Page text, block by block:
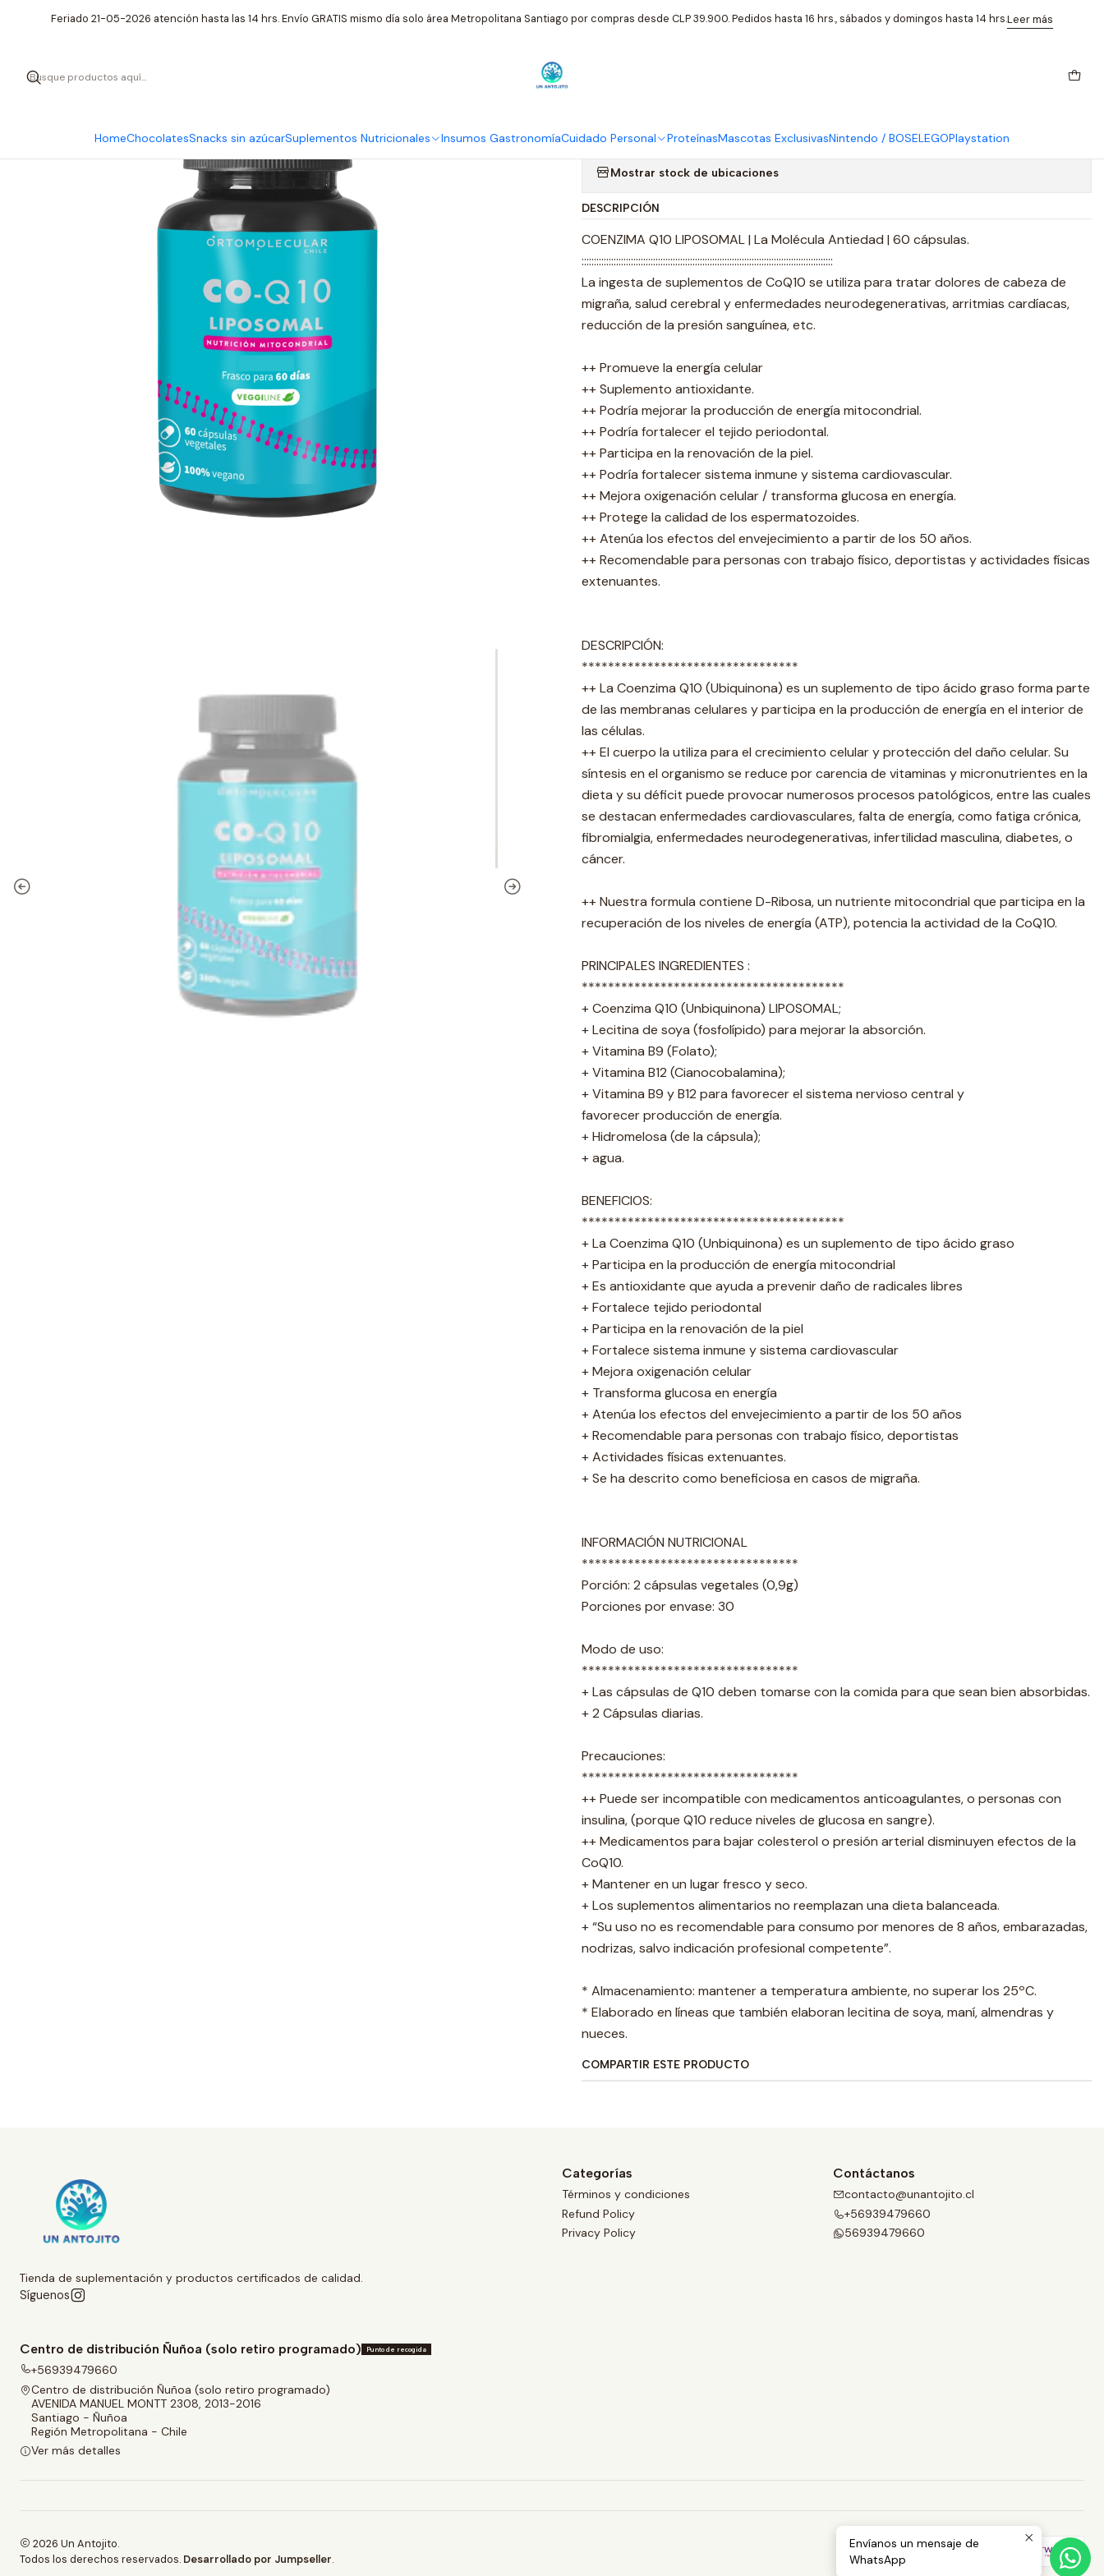
HomeChocolatesSnacks sin azúcarSuplementos Nutricionales Insumos GastronomíaCuidado Personal ProteínasMascotas ExclusivasNintendo / BOSELEGOPlaystation
Feriado 21-05-2026 atención hasta las 14 hrs. Envío GRATIS mismo día solo área Metropolitana Santiago por compras desde CLP 39.900. Pedidos hasta 16 hrs., sábados y domingos hasta 14 hrs.Leer más
Inicio Suplementos Nutricionales Ortomolecular Coenzima Q10 Liposomal 100mg Antioxidante Ortomolecular
Mostrar stock de ubicaciones
DESCRIPCIÓN
COENZIMA Q10 LIPOSOMAL | La Molécula Antiedad | 60 cápsulas.
::::::::::::::::::::::::::::::::::::::::::::::::::::::::::::::::::::::::::::::::::::::::::::::::::::::
La ingesta de suplementos de CoQ10 se utiliza para tratar dolores de cabeza de
migraña, salud cerebral y enfermedades neurodegenerativas, arritmias cardíacas,
reducción de la presión sanguínea, etc.
++ Promueve la energía celular
++ Suplemento antioxidante.
++ Podría mejorar la producción de energía mitocondrial.
++ Podría fortalecer el tejido periodontal.
++ Participa en la renovación de la piel.
++ Podría fortalecer sistema inmune y sistema cardiovascular.
++ Mejora oxigenación celular / transforma glucosa en energía.
++ Protege la calidad de los espermatozoides.
++ Atenúa los efectos del envejecimiento a partir de los 50 años.
++ Recomendable para personas con trabajo físico, deportistas y actividades físicas
extenuantes.
DESCRIPCIÓN:
*********************************
++ La Coenzima Q10 (Ubiquinona) es un suplemento de tipo ácido graso forma parte
de las membranas celulares y participa en la producción de energía en el interior de
las células.
++ El cuerpo la utiliza para el crecimiento celular y protección del daño celular. Su
síntesis en el organismo se reduce por carencia de vitaminas y micronutrientes en la
dieta y su déficit puede provocar numerosos procesos patológicos, entre las cuales
se destacan enfermedades cardiovasculares, falta de energía, como fatiga crónica,
fibromialgia, enfermedades neurodegenerativas, infertilidad masculina, diabetes, o
cáncer.
++ Nuestra formula contiene D-Ribosa, un nutriente mitocondrial que participa en la
recuperación de los niveles de energía (ATP), potencia la actividad de la CoQ10.
PRINCIPALES INGREDIENTES :
****************************************
+ Coenzima Q10 (Unbiquinona) LIPOSOMAL;
+ Lecitina de soya (fosfolípido) para mejorar la absorción.
+ Vitamina B9 (Folato);
+ Vitamina B12 (Cianocobalamina);
+ Vitamina B9 y B12 para favorecer el sistema nervioso central y
favorecer producción de energía.
+ Hidromelosa (de la cápsula);
+ agua.
BENEFICIOS:
****************************************
+ La Coenzima Q10 (Unbiquinona) es un suplemento de tipo ácido graso
+ Participa en la producción de energía mitocondrial
+ Es antioxidante que ayuda a prevenir daño de radicales libres
+ Fortalece tejido periodontal
+ Participa en la renovación de la piel
+ Fortalece sistema inmune y sistema cardiovascular
+ Mejora oxigenación celular
+ Transforma glucosa en energía
+ Atenúa los efectos del envejecimiento a partir de los 50 años
+ Recomendable para personas con trabajo físico, deportistas
+ Actividades físicas extenuantes.
+ Se ha descrito como beneficiosa en casos de migraña.
INFORMACIÓN NUTRICIONAL
*********************************
Porción: 2 cápsulas vegetales (0,9g)
Porciones por envase: 30
Modo de uso:
*********************************
+ Las cápsulas de Q10 deben tomarse con la comida para que sean bien absorbidas.
+ 2 Cápsulas diarias.
Precauciones:
*********************************
++ Puede ser incompatible con medicamentos anticoagulantes, o personas con
insulina, (porque Q10 reduce niveles de glucosa en sangre).
++ Medicamentos para bajar colesterol o presión arterial disminuyen efectos de la
CoQ10.
+ Mantener en un lugar fresco y seco.
+ Los suplementos alimentarios no reemplazan una dieta balanceada.
+ “Su uso no es recomendable para consumo por menores de 8 años, embarazadas,
nodrizas, salvo indicación profesional competente”.
* Almacenamiento: mantener a temperatura ambiente, no superar los 25ºC.
* Elaborado en líneas que también elaboran lecitina de soya, maní, almendras y
nueces.
COMPARTIR ESTE PRODUCTO
Tienda de suplementación y productos certificados de calidad.
Síguenos
Categorías
Términos y condiciones
Refund Policy
Privacy Policy
Contáctanos
contacto@unantojito.cl
+56939479660
56939479660
Centro de distribución Ñuñoa (solo retiro programado) Punto de recogida
+56939479660
Centro de distribución Ñuñoa (solo retiro programado)
AVENIDA MANUEL MONTT 2308, 2013-2016
Santiago - Ñuñoa
Región Metropolitana - Chile
Ver más detalles
2026 Un Antojito.
Todos los derechos reservados. Desarrollado por Jumpseller.
Envíanos un mensaje de
WhatsApp